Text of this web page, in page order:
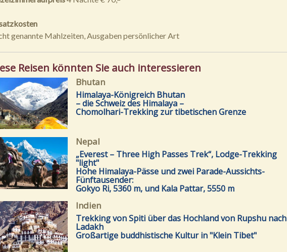
genannte Mahlzeiten, Ausgaben persönlicher Art
Reisen könnten Sie auch interessieren
Bhutan
Himalaya-Königreich Bhutan
– die Schweiz des Himalaya –
Chomolhari-Trekking zur tibetischen Grenze
Nepal
„Everest – Three High Passes Trek“, Lodge-Trekking
"light"
Hohe Himalaya-Pässe und zwei Parade-Aussichts-
Fünftausender:
Gokyo Ri, 5360 m, und Kala Pattar, 5550 m
Indien
Trekking von Spiti über das Hochland von Rupshu nach
Ladakh
Großartige buddhistische Kultur in "Klein Tibet"